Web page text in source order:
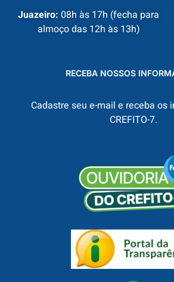
Juazeiro: 08h às 17h (fecha para
almoço das 12h às 13h)
RECEBA NOSSOS
Cadastre seu e-mail e receba os
CREFITO-7.